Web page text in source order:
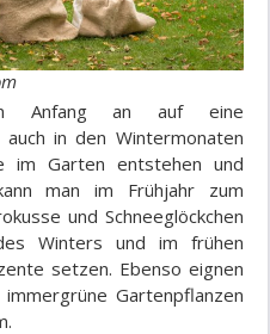
Anfang an auf eine
in den Wintermonaten
im Garten entstehen und
man im Frühjahr zum
und Schneeglöckchen
Winters und im frühen
setzen. Ebenso eignen
Gartenpflanzen